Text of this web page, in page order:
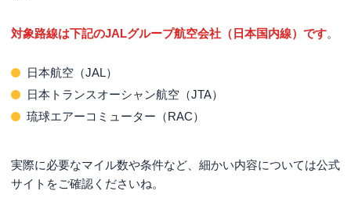
対象路線は下記のJALグループ航空会社（日本国内線）です。
日本航空（JAL）
日本トランスオーシャン航空（JTA）
琉球エアーコミューター（RAC）
実際に必要なマイル数や条件など、細かい内容については公式
サイトをご確認くださいね。